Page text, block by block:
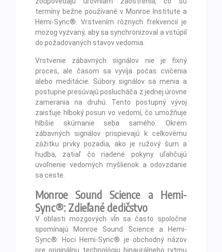
termíny bežne používané v Monroe Institute a
Hemi-Sync®. Vrstvením rôznych frekvencií je
mozog vyzvaný, aby sa synchronizoval a vstúpil
do požadovaných stavov vedomia.
Vrstvenie zábavných signálov nie je fixný
proces, ale časom sa vyvíja počas cvičenia
alebo meditácie. Súbory signálov sa menia a
postupne presúvajú poslucháča z jednej úrovne
zamerania na druhú. Tento postupný vývoj
zaisťuje hlboký posun vo vedomí, čo umožňuje
hlbšie skúmanie seba samého. Okrem
zábavných signálov prispievajú k celkovému
zážitku prvky pozadia, ako je ružový šum a
hudba, zatiaľ čo riadené pokyny uľahčujú
uvoľnenie vedomých myšlienok a odovzdanie
sa ceste.
Monroe Sound Science a Hemi-
Sync®: Zdieľané dedičstvo
V oblasti mozgových vĺn sa často spoločne
spomínajú Monroe Sound Science a Hemi-
Sync®. Hoci Hemi-Sync® je obchodný názov
pre originálnu technológiu binaurálneho rytmu